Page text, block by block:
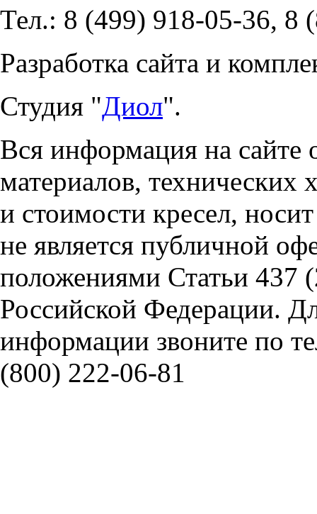
Тел.: 8 (499) 918-05-36, 8
Разработка сайта и
Студия "Диол".
Вся информация на сайте
материалов, технических
и стоимости кресел,
не является публичной
положениями Статьи 437
Российской Федерации.
информации звоните по
(800) 222-06-81